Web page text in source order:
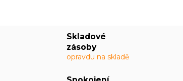
Skladové
zásoby
opravdu na skladě